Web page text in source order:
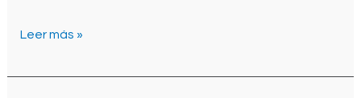
Leer más »